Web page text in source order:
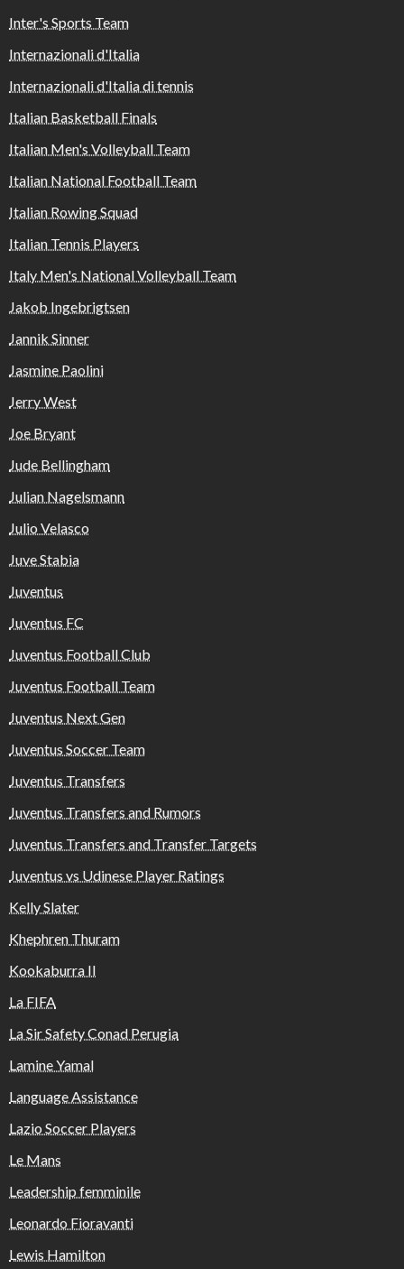
Inter's Sports Team
Internazionali d'Italia
Internazionali d'Italia di tennis
Italian Basketball Finals
Italian Men's Volleyball Team
Italian National Football Team
Italian Rowing Squad
Italian Tennis Players
Italy Men's National Volleyball Team
Jakob Ingebrigtsen
Jannik Sinner
Jasmine Paolini
Jerry West
Joe Bryant
Jude Bellingham
Julian Nagelsmann
Julio Velasco
Juve Stabia
Juventus
Juventus FC
Juventus Football Club
Juventus Football Team
Juventus Next Gen
Juventus Soccer Team
Juventus Transfers
Juventus Transfers and Rumors
Juventus Transfers and Transfer Targets
Juventus vs Udinese Player Ratings
Kelly Slater
Khephren Thuram
Kookaburra II
La FIFA
La Sir Safety Conad Perugia
Lamine Yamal
Language Assistance
Lazio Soccer Players
Le Mans
Leadership femminile
Leonardo Fioravanti
Lewis Hamilton